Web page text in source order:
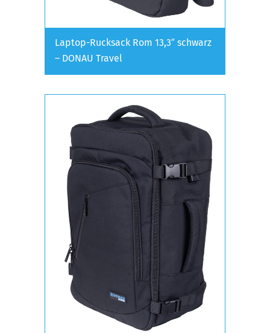
Laptop-Rucksack Rom 13,3″ schwarz
– DONAU Travel